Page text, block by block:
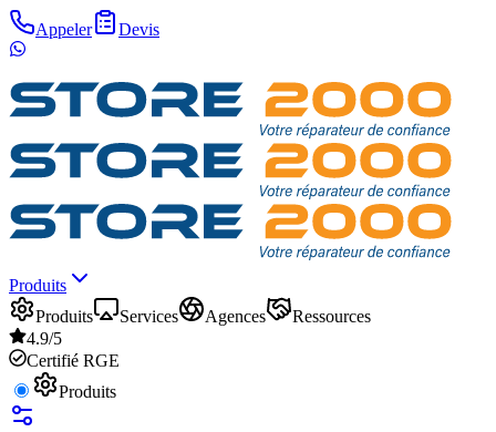
Appeler Devis
Produits
Produits
Services Agences
Ressources
4.9/5
Certifié RGE
Produits